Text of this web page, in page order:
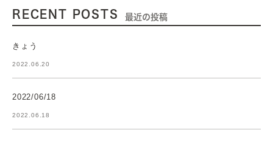
RECENT POSTS 最近の投稿
きょう
2022.06.20
2022/06/18
2022.06.18